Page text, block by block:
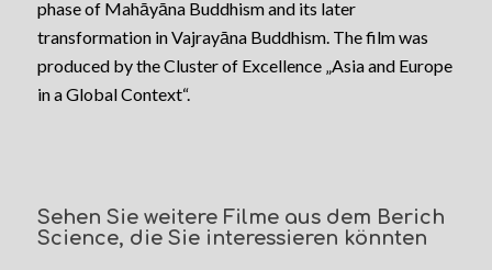
phase of Mahāyāna Buddhism and its later
transformation in Vajrayāna Buddhism. The film was
produced by the Cluster of Excellence „Asia and Europe
in a Global Context“.
Sehen Sie weitere Filme aus dem Berich
Science, die Sie interessieren könnten